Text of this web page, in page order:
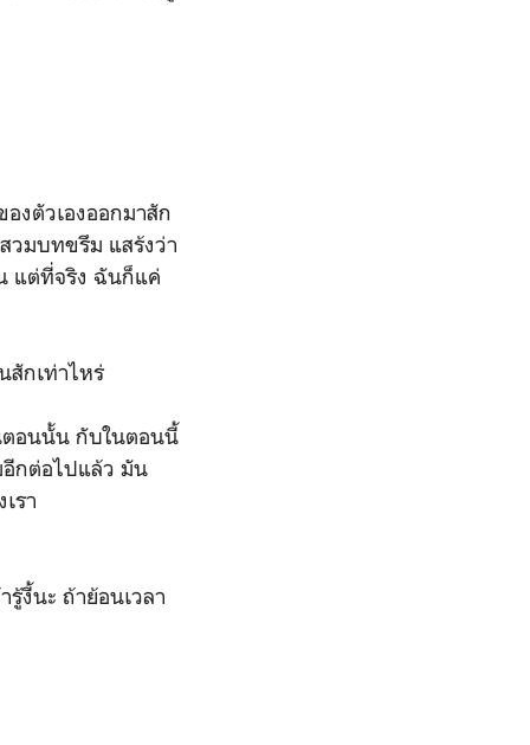
งตัวเองออกมาสัก
วมบทขรึม แสร้งว่า
แต่ที่จริง ฉันก็แค่
สักเท่าไหร่
ตอนนั้น กับในตอนนี้
อีกต่อไปแล้ว มัน
รา
งี้นะ ถ้าย้อนเวลา